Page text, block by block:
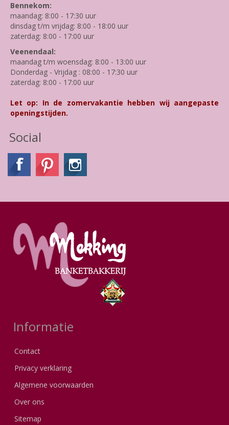
Bennekom:
maandag: 8:00 - 17:30 uur
dinsdag t/m vrijdag: 8:00 - 18:00 uur
zaterdag: 8:00 - 17:00 uur
Veenendaal:
maandag t/m woensdag: 8:00 - 13:00 uur
Donderdag - Vrijdag : 08:00 - 17:30 uur
zaterdag: 8:00 - 17:00 uur
Let op: In de zomervakantie hebben wij aangepaste
openingstijden.
Social
Informatie
Contact
Privacy verklaring
Algemene voorwaarden
Over ons
Sitemap